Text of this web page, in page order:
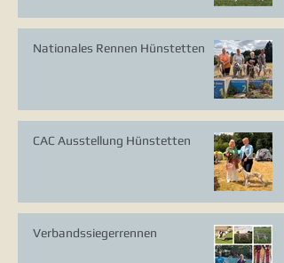
Nationales Rennen Hünstetten
CAC Ausstellung Hünstetten
Verbandssiegerrennen